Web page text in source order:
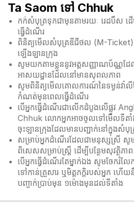
Ta Saom ទៅ Chhuk
កក់សំបុត្រទុកជាមុនតាមរយៈ រេដបឹស ដើ
ធ្វើដំណើរ
ពិនិត្យមើលសំបុត្រឌីជីថល (M-Ticket)
ឡើងឡានក្រុង
សូមយកតាមខ្លួននូវអត្តសញ្ញាណប័ណ្ណដែ
អាសយដ្ឋានដែលនៅមានសុពលភាព
សូមពិនិត្យមើលគោលការណ៍នៃទម្ងន់វ៉ា
កំណត់មុនពេលធ្វើដំណើរ
បើអ្នកធ្វើដំណើរជាលើកដំបូងលើផ្លូវ
Chhuk លោកអ្នកអាចចូលទៅមើលទី
ចុះឡានក្រុងដែលមានបញ្ជាក់នៅក្នុងសំ
សម្រាប់អ្នកដំណើរដែលជាមនុស្សស្រី សូម
ពិសេសសម្រាប់ស្ត្រី ដើម្បីបន្ថែមសុវត្ថិភាព
បើអ្នកធ្វើដំណើរតែម្នាក់ឯង សូមចែករំល
ទៅកាន់គ្រួសារ ឬមិត្តភក្តិរបស់អ្នក ហើ
បញ្ចាក់ប្រាប់មុន ១ម៉ោងមុនដល់ទីតាំង